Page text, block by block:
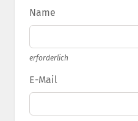
Name
erforderlich
E-Mail